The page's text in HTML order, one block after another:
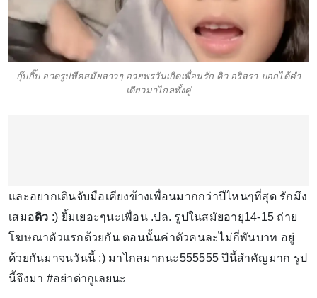
กุ๊บกิ๊บ อวดรูปพีคสมัยสาวๆ อวยพรวันเกิดเพื่อนรัก ดิว อริสรา บอกได้คำ
เดียวมาไกลทั้งคู่
และอยากเดินจับมือเคียงข้างเพื่อนมากกว่าปีไหนๆที่สุด รักมึง
เสมอดิว :) ยิ้มเยอะๆนะเพื่อน .ปล. รูปในสมัยอายุ14-15 ถ่าย
โฆษณาตัวแรกด้วยกัน ตอนนั้นค่าตัวคนละไม่กี่พันบาท อยู่
ด้วยกันมาจนวันนี้ :) มาไกลมากนะ555555 ปีนี้สำคัญมาก รูป
นี้จึงมา #อย่าด่ากูเลยนะ